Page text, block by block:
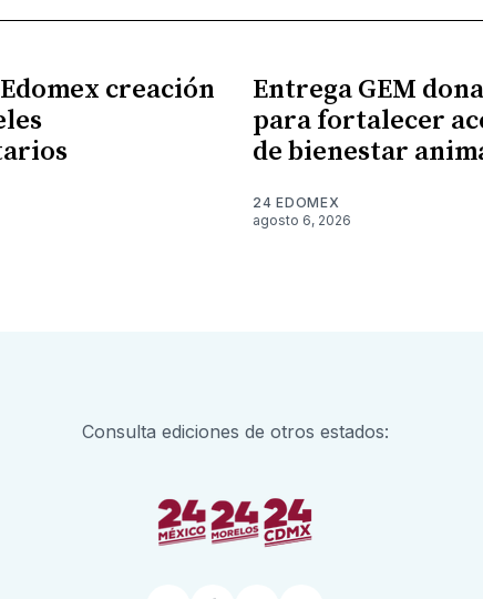
creación
Entrega GEM
para fortalecer
de bienestar
24 EDOMEX
agosto 6, 2026
Consulta ediciones de otros estados: